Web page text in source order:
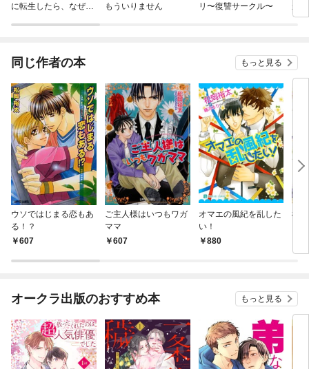
に転生したら、なぜか
もういりません
リ〜復讐サークル〜
が
ぎ
同じ作者の本 もっと見る
ウソではじまる恋もあ
る！？
607
ご主人様はいつもワガ
ママ
607
オマエの風紀を乱した
い！
880
極
オークラ出版のおすすめ本 もっと見る